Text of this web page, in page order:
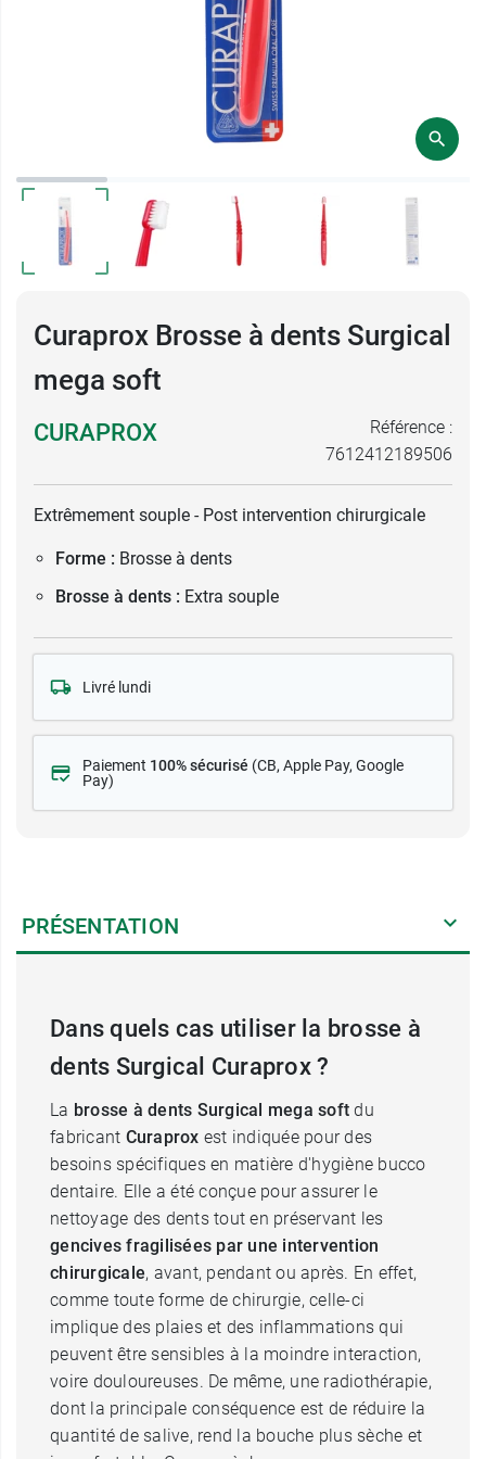
Curaprox Brosse à dents Surgical
mega soft
CURAPROX
Référence :
7612412189506
Extrêmement souple - Post intervention chirurgicale
Forme : Brosse à dents
Brosse à dents : Extra souple
Livré lundi
Paiement 100% sécurisé (CB, Apple Pay, Google
Pay)
PRÉSENTATION
Dans quels cas utiliser la brosse à
dents Surgical Curaprox ?
La brosse à dents Surgical mega soft du
fabricant Curaprox est indiquée pour des
besoins spécifiques en matière d'hygiène bucco
dentaire. Elle a été conçue pour assurer le
nettoyage des dents tout en préservant les
gencives fragilisées par une intervention
chirurgicale, avant, pendant ou après. En effet,
comme toute forme de chirurgie, celle-ci
implique des plaies et des inflammations qui
peuvent être sensibles à la moindre interaction,
voire douloureuses. De même, une radiothérapie,
dont la principale conséquence est de réduire la
quantité de salive, rend la bouche plus sèche et